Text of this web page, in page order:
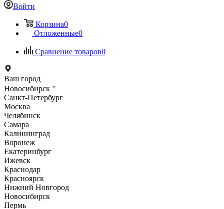
Войти
Корзина0
Отложенные0
Сравнение товаров0
Ваш город
Новосибирск
Санкт-Петербург
Москва
Челябинск
Самара
Калининград
Воронеж
Екатеринбург
Ижевск
Краснодар
Красноярск
Нижний Новгород
Новосибирск
Пермь